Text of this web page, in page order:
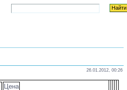
26.01.2012, 00:26
Цена